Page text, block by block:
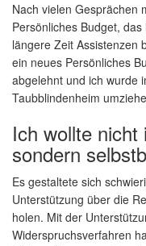
Nach vielen Gesprächen
Persönliches Budget,
längere Zeit Assistenzen
ein neues Persönliches
abgelehnt und ich wurde
Taubblindenheim
Ich wollte nicht
sondern
Es gestaltete sich
Unterstützung über die
holen. Mit der
Widerspruchsverfahren